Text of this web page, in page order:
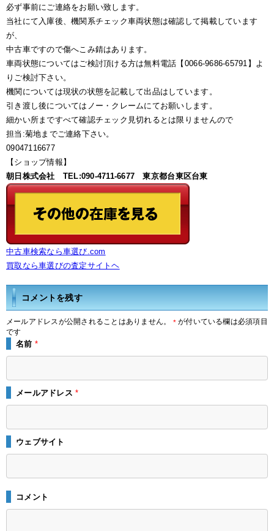
必ず事前にご連絡をお願い致します。
当社にて入庫後、機関系チェック車両状態は確認して掲載しています
が、
中古車ですので傷へこみ錆はあります。
車両状態についてはご検討頂ける方は無料電話【0066-9686-65791】よ
りご検討下さい。
機関については現状の状態を記載して出品はしています。
引き渡し後についてはノー・クレームにてお願いします。
細かい所まですべて確認チェック見切れるとは限りませんので
担当:菊地までご連絡下さい。
09047116677
【ショップ情報】
朝日株式会社 TEL:090-4711-6677 東京都台東区台東
中古車検索なら車選び.com
買取なら車選びの査定サイトヘ
コメントを残す
メールアドレスが公開されることはありません。 *が付いている欄は必須項目
です
名前 *
メールアドレス*
ウェブサイト
コメント